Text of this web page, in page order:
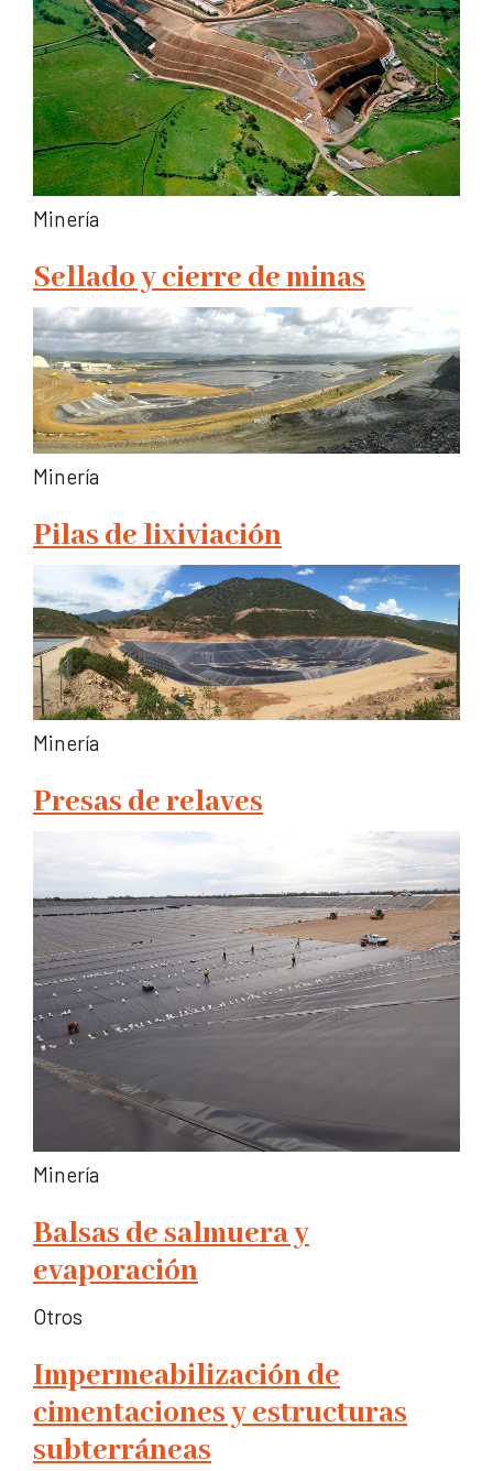
Minería
Sellado y cierre de minas
Minería
Pilas de lixiviación
Minería
Presas de relaves
Minería
Balsas de salmuera y
evaporación
Otros
Impermeabilización de
cimentaciones y estructuras
subterráneas